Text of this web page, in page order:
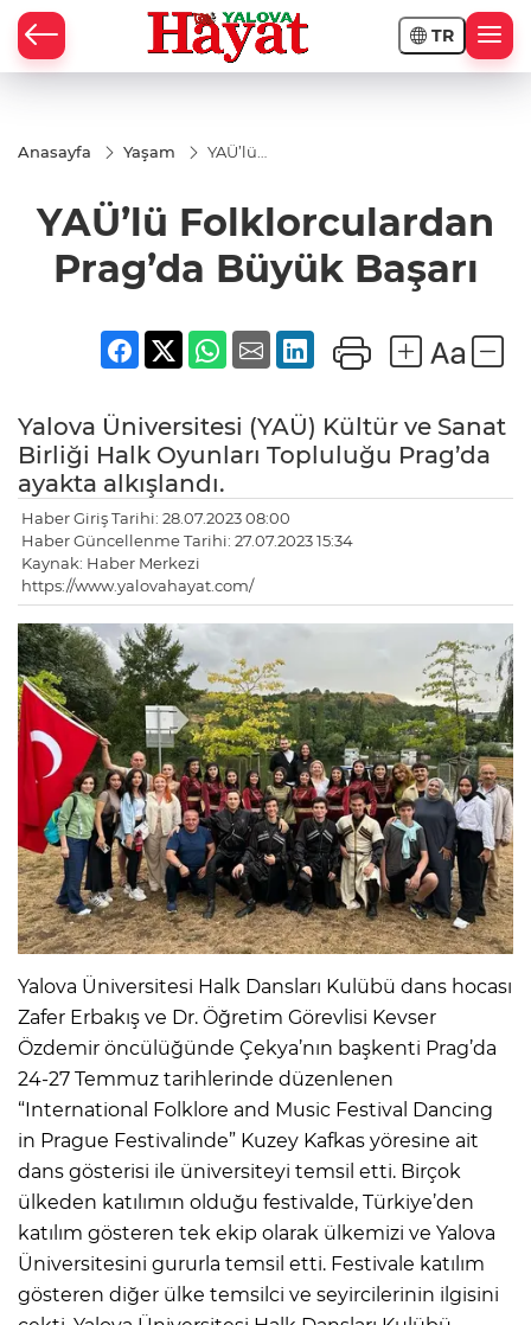
TR
Anasayfa Yaşam
YAÜ’lü
Başarı
YAÜ’lü Folklorculardan
Prag’da Büyük Başarı
Yalova Üniversitesi (YAÜ) Kültür ve Sanat
Birliği Halk Oyunları Topluluğu Prag’da
ayakta alkışlandı.
Haber Giriş Tarihi: 28.07.2023 08:00
Haber Güncellenme Tarihi: 27.07.2023 15:34
Kaynak: Haber Merkezi
https://www.yalovahayat.com/
Yalova Üniversitesi Halk Dansları Kulübü dans hocası
Zafer Erbakış ve Dr. Öğretim Görevlisi Kevser
Özdemir öncülüğünde Çekya’nın başkenti Prag’da
24-27 Temmuz tarihlerinde düzenlenen
“International Folklore and Music Festival Dancing
in Prague Festivalinde” Kuzey Kafkas yöresine ait
dans gösterisi ile üniversiteyi temsil etti. Birçok
ülkeden katılımın olduğu festivalde, Türkiye’den
katılım gösteren tek ekip olarak ülkemizi ve Yalova
Üniversitesini gururla temsil etti. Festivale katılım
gösteren diğer ülke temsilci ve seyircilerinin ilgisini